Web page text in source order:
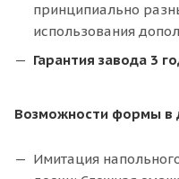
принципиально
использования
Гарантия завода 3
Возможности формы в
Имитация